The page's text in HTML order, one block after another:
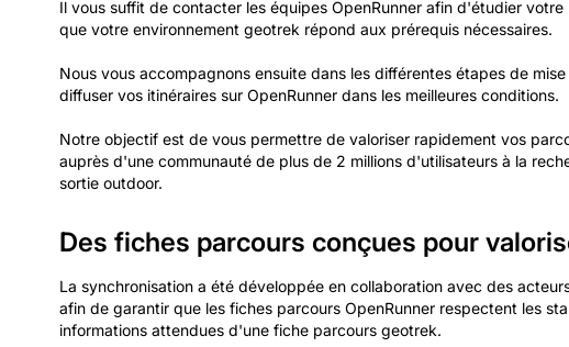
Il vous suffit de contacter les équipes OpenRunner afin d'étudier
que votre environnement geotrek répond aux prérequis nécessaires.
Nous vous accompagnons ensuite dans les différentes étapes de
diffuser vos itinéraires sur OpenRunner dans les meilleures conditions.
Notre objectif est de vous permettre de valoriser rapidement vos
auprès d'une communauté de plus de 2 millions d'utilisateurs à la
sortie outdoor.
Des fiches parcours conçues pour
La synchronisation a été développée en collaboration avec des
afin de garantir que les fiches parcours OpenRunner respectent les
informations attendues d'une fiche parcours geotrek.